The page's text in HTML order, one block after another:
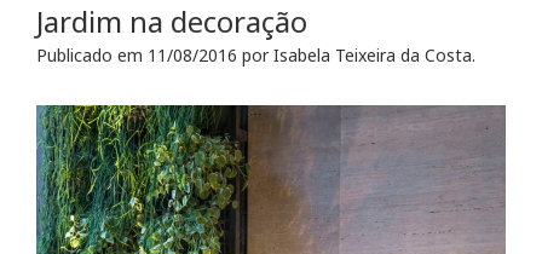
Jardim na decoração
Publicado em 11/08/2016 porIsabela Teixeira da Costa.